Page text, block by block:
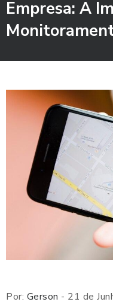
Empresa: A
Por: Gerson - 21 de